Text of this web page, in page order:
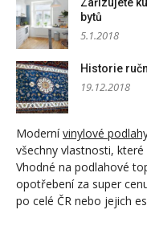
bytů
5.1.2018
Historie
19.12.2018
Modernívinylové
všechny vlastnosti,
Vhodné na podlahové
opotřebení za super
po celé ČR nebo jejich